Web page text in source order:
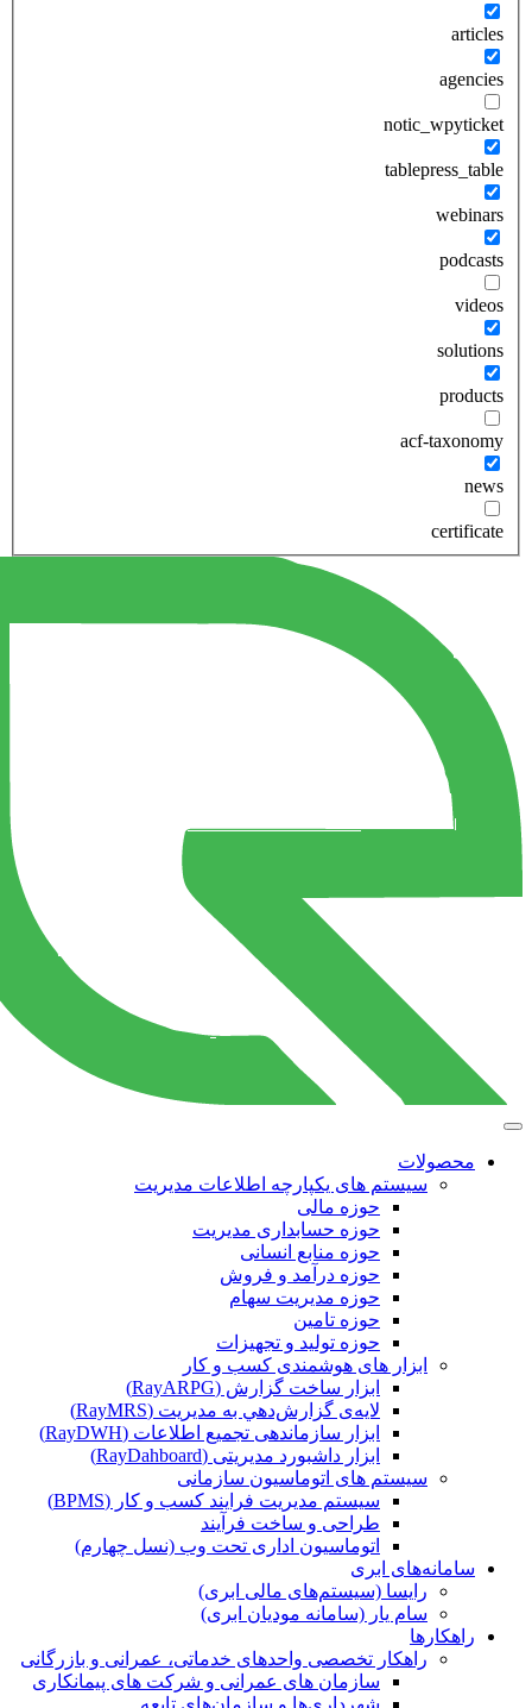
articles
agencies
notic_wpyticket
tablepress_table
webinars
podcasts
videos
solutions
products
acf-taxonomy
news
certificate
محصولات
سیستم های یکپارچه اطلاعات مدیریت
حوزه مالی
حوزه حسابداری مدیریت
حوزه منابع انسانی
حوزه درآمد و فروش
حوزه مدیریت سهام
حوزه تامین
حوزه تولید و تجهیزات
ابزار های هوشمندی کسب و کار
ابزار ساخت گزارش (RayARPG)
لایه‌ی گزارش‌دهي به مديريت (RayMRS)
ابزار سازماندهی تجمیع اطلاعات (RayDWH)
ابزار داشبورد مدیریتی (RayDahboard)
سیستم های اتوماسیون سازمانی
سیستم مدیریت فرایند کسب و کار (BPMS)
طراحی و ساخت فرآیند
اتوماسیون اداری تحت وب (نسل چهارم)
سامانه‌های ابری
رایسا (سیستم‌های مالی ابری)
سام یار (سامانه مودیان ابری)
راهکارها
راهکار تخصصی واحدهای خدماتی، عمرانی و بازرگانی
سازمان های عمرانی و شرکت های پیمانکاری
شهرداری‌ها و سازمان‌های تابعه